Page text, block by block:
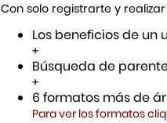
Con solo registrarte y
Los beneficios de un
+
Búsqueda de
+
6 formatos más de
Para ver los formatos